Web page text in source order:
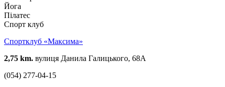
Йога
Пілатес
Спорт клуб
Спортклуб «Максима»
2,75 km. вулиця Данила Галицького, 68А
(054) 277-04-15